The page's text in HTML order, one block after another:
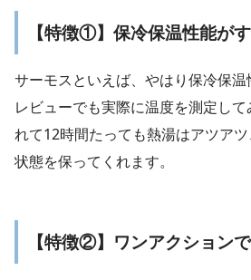
【特徴①】保冷保温性能が
サーモスといえば、やはり保冷保温
レビューでも実際に温度を測定し
れて12時間たっても熱湯はアツア
状態を保ってくれます。
【特徴②】ワンアクション